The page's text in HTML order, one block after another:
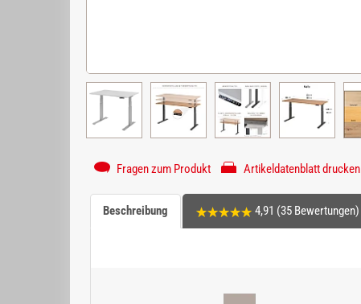
Fragen zum Produkt Artikeldatenblatt drucken
Beschreibung 4,91 (35 Bewertungen)